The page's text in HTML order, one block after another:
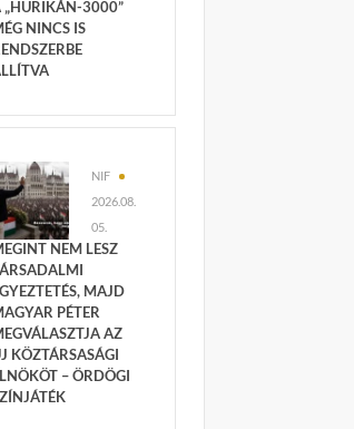
„HURIKÁN-3000”
NINCS IS
NIF
2026.08.
05.
NEM LESZ
MAJD
PÉTER
AZ
KÖZTÁRSASÁGI
– ÖRDÖGI